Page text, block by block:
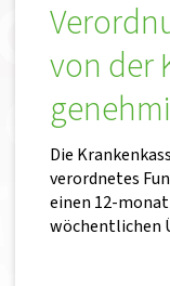
von der
Die
verordnetes
einen 12-
wöchentlichen